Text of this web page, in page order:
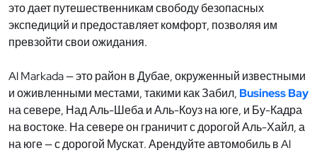
это дает путешественникам свободу безопасных
экспедиций и предоставляет комфорт, позволяя им
превзойти свои ожидания.
Al Markada — это район в Дубае, окруженный известными
и оживленными местами, такими как Забил, Business Bay
на севере, Над Аль-Шеба и Аль-Коуз на юге, и Бу-Кадра
на востоке. На севере он граничит с дорогой Аль-Хайл, а
на юге — с дорогой Мускат. Арендуйте автомобиль в Al